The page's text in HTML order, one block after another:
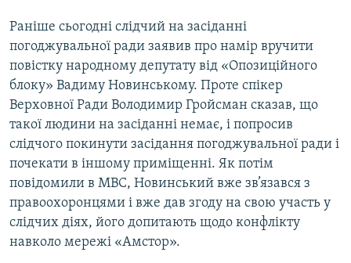
Раніше сьогодні слідчий на засіданні
погоджувальної ради заявив про намір вручити
повістку народному депутату від «Опозиційного
блоку» Вадиму Новинському. Проте спікер
Верховної Ради Володимир Гройсман сказав, що
такої людини на засіданні немає, і попросив
слідчого покинути засідання погоджувальної ради і
почекати в іншому приміщенні. Як потім
повідомили в МВС, Новинський вже зв’язався з
правоохоронцями і вже дав згоду на свою участь у
слідчих діях, його допитають щодо конфлікту
навколо мережі «Амстор».